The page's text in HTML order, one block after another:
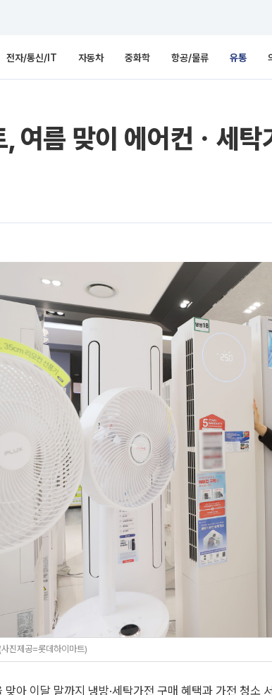
전자/통신/IT 자동차 중화학 항공/물류 유통
여름 맞이 에어컨ㆍ세
진제공=롯데하이마트)
아 이달 말까지 냉방·세탁가전 구매 혜택과 가전 청소